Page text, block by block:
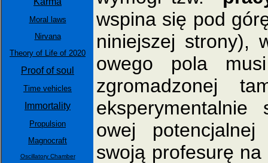
Moral laws
Nirvana
Theory of Life of 2020
Proof of soul
Time vehicles
Immortality
Propulsion
Magnocraft
Oscillatory Chamber
wspina się pod
niniejszej strony),
owego pola
zgromadzonej
eksperymentalnie
owej potencjalnej
swoją profesurę